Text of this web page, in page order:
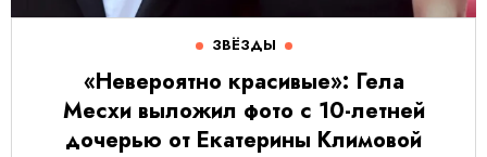
ЗВЁЗДЫ
«Невероятно красивые»: Гела
Месхи выложил фото с 10-летней
дочерью от Екатерины Климовой